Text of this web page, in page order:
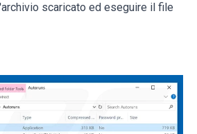
scaricato ed eseguire il file